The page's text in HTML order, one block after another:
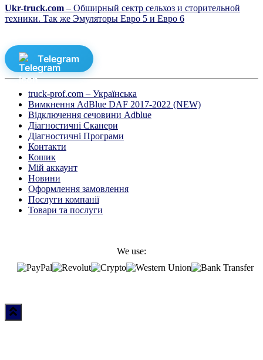
Ukr-truck.com – Обширный сектр сельхоз и сторительной
техники. Так же Эмуляторы Евро 5 и Евро 6
Telegram
truck-prof.com – Українська
Вимкнення AdBlue DAF 2017-2022 (NEW)
Відключення сечовини Adblue
Діагностичні Cканери
Діагностичні Програми
Контакти
Кошик
Мій аккаунт
Новини
Оформлення замовлення
Послуги компанії
Товари та послуги
We use: